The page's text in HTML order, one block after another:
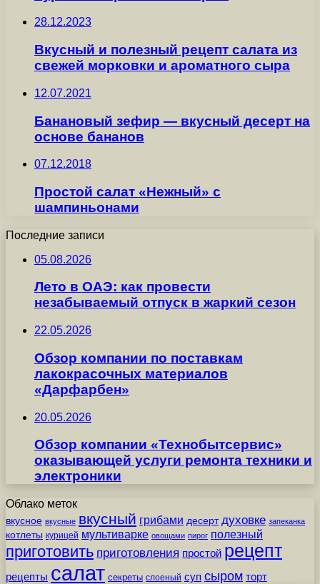
28.12.2023
Вкусный и полезный рецепт салата из
свежей морковки и ароматного сыра
12.07.2021
Банановый зефир — вкусный десерт на
основе бананов
07.12.2018
Простой салат «Нежный» с
шампиньонами
Последние записи
05.08.2026
Лето в ОАЭ: как провести
незабываемый отпуск в жаркий сезон
22.05.2026
Обзор компании по поставкам
лакокрасочных материалов
«Дарфарбен»
20.05.2026
Обзор компании «Технобытсервис»
оказывающей услуги ремонта техники и
электроники
Облако меток
вкусное вкусные вкусный грибами десерт духовке запеканка
котлеты курицей мультиварке овощами пирог полезный
приготовить приготовления простой рецепт
рецепты салат секреты слоеный суп сыром торт